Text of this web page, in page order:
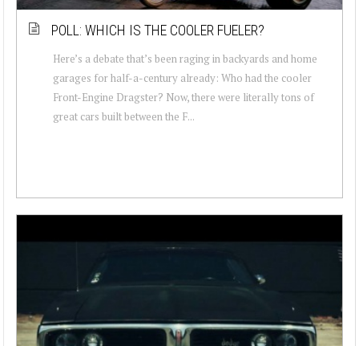
POLL: WHICH IS THE COOLER FUELER?
Here’s a debate that’s been raging in backyards and home
garages for half-a-century already: Who had the cooler
Front-Engine Dragster? Now, there were literally tons of
great cars built between the F...